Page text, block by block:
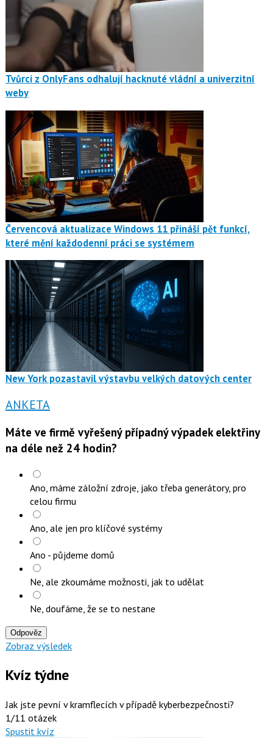
Tvůrci z OnlyFans odhalují hacknuté vládní a univerzitní
weby
Červencová aktualizace Windows 11 přináší pět funkcí,
které mění každodenní práci se systémem
New York pozastavil výstavbu velkých datových center
ANKETA
Máte ve firmě vyřešený případný výpadek elektřiny
na déle než 24 hodin?
Ano, máme záložní zdroje, jako třeba generátory, pro
celou firmu
Ano, ale jen pro klíčové systémy
Ano - půjdeme domů
Ne, ale zkoumáme možnosti, jak to udělat
Ne, doufáme, že se to nestane
Odpověz
Zobraz výsledek
Kvíz týdne
Jak jste pevní v kramflecích v případě kyberbezpečnosti?
1/11 otázek
Spustit kvíz